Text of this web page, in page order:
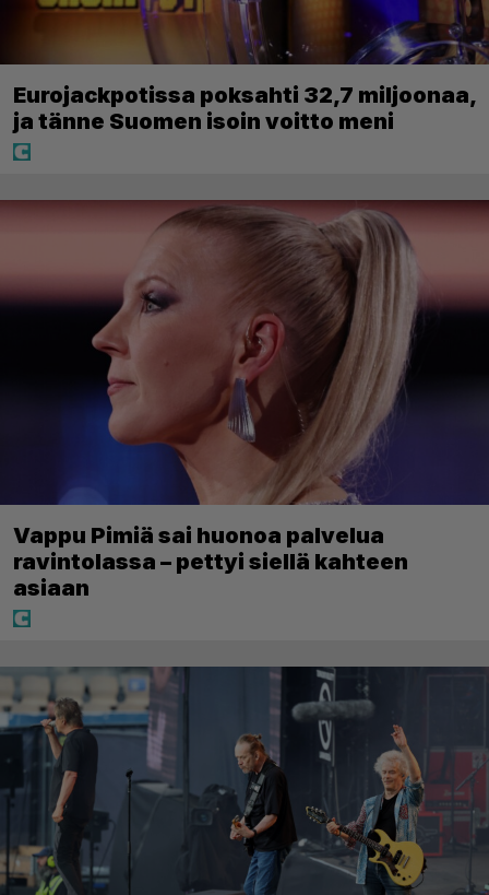
Eurojackpotissa poksahti 32,7 miljoonaa,
ja tänne Suomen isoin voitto meni
Vappu Pimiä sai huonoa palvelua
ravintolassa – pettyi siellä kahteen
asiaan